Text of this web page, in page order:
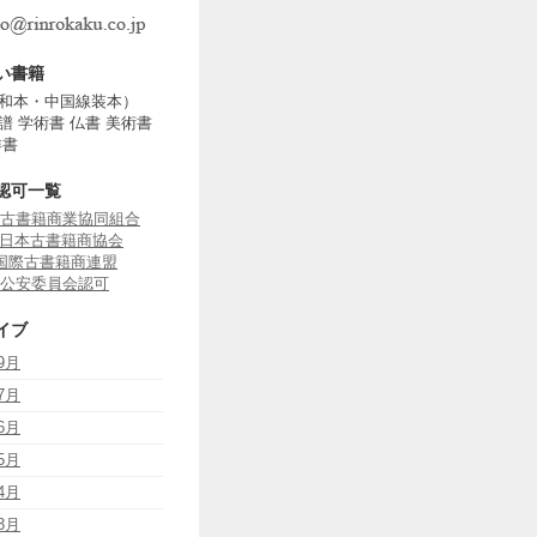
書籍
本・中国線装本）
学術書 仏書 美術書
可一覧
書籍商業協同組合
本古書籍商協会
際古書籍商連盟
安委員会認可
ブ